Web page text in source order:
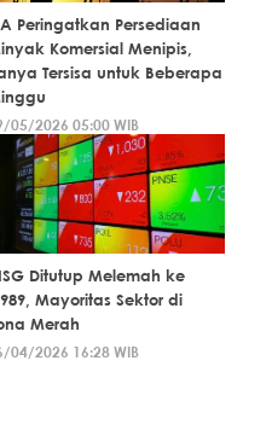
Peringatkan Persediaan
Komersial Menipis,
Tersisa untuk Beberapa
05/2026 05:00 WIB
Ditutup Melemah ke
Mayoritas Sektor di
Merah
04/2026 16:28 WIB